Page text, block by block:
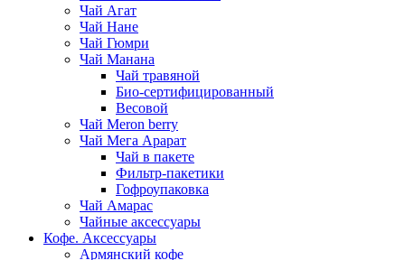
Чай Агат
Чай Нане
Чай Гюмри
Чай Манана
Чай травяной
Био-сертифицированный
Весовой
Чай Meron berry
Чай Мега Арарат
Чай в пакете
Фильтр-пакетики
Гофроупаковка
Чай Амарас
Чайные аксессуары
Кофе. Аксессуары
Армянский кофе